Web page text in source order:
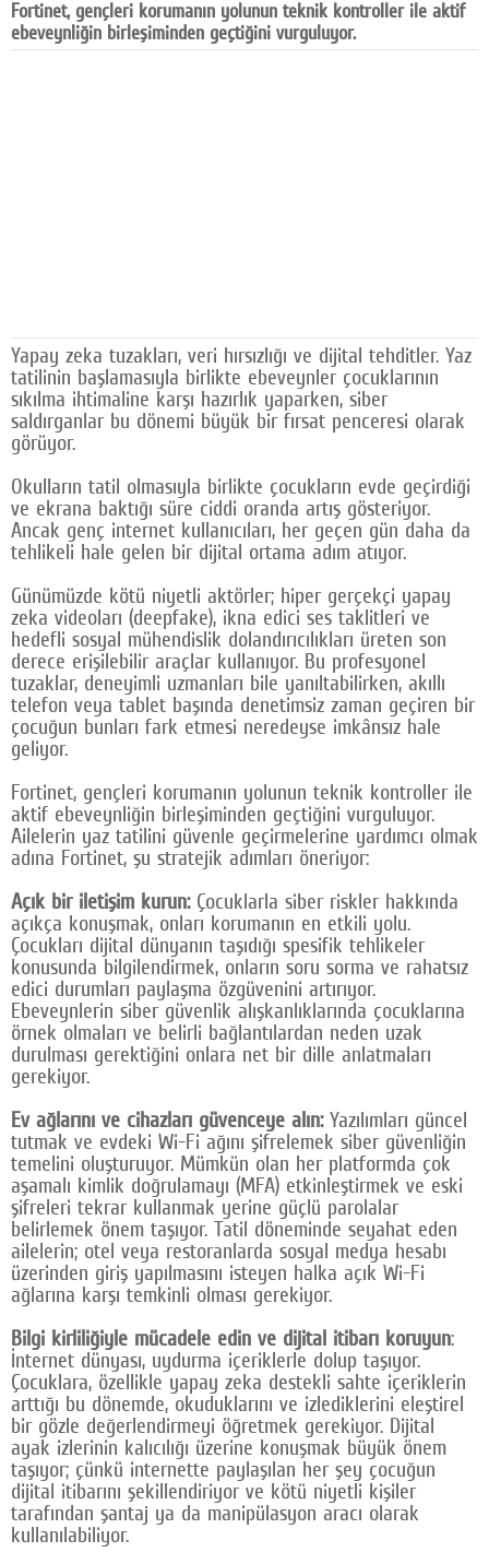
Facebook
Künye
SOSYAL MEDYA
Facebook
Google Plus
© 2026 TÜM HAKLARI SAKLIDIR
Fortinet, gençleri korumanın yolunun teknik kontroller ile aktif
ebeveynliğin birleşiminden geçtiğini vurguluyor.
Yapay zeka tuzakları, veri hırsızlığı ve dijital tehditler. Yaz
tatilinin başlamasıyla birlikte ebeveynler çocuklarının
sıkılma ihtimaline karşı hazırlık yaparken, siber
saldırganlar bu dönemi büyük bir fırsat penceresi olarak
görüyor.
Okulların tatil olmasıyla birlikte çocukların evde geçirdiği
ve ekrana baktığı süre ciddi oranda artış gösteriyor.
Ancak genç internet kullanıcıları, her geçen gün daha da
tehlikeli hale gelen bir dijital ortama adım atıyor.
Günümüzde kötü niyetli aktörler; hiper gerçekçi yapay
zeka videoları (deepfake), ikna edici ses taklitleri ve
hedefli sosyal mühendislik dolandırıcılıkları üreten son
derece erişilebilir araçlar kullanıyor. Bu profesyonel
tuzaklar, deneyimli uzmanları bile yanıltabilirken, akıllı
telefon veya tablet başında denetimsiz zaman geçiren bir
çocuğun bunları fark etmesi neredeyse imkânsız hale
geliyor.
Fortinet, gençleri korumanın yolunun teknik kontroller ile
aktif ebeveynliğin birleşiminden geçtiğini vurguluyor.
Ailelerin yaz tatilini güvenle geçirmelerine yardımcı olmak
adına Fortinet, şu stratejik adımları öneriyor:
Açık bir iletişim kurun:Çocuklarla siber riskler hakkında
açıkça konuşmak, onları korumanın en etkili yolu.
Çocukları dijital dünyanın taşıdığı spesifik tehlikeler
konusunda bilgilendirmek, onların soru sorma ve rahatsız
edici durumları paylaşma özgüvenini artırıyor.
Ebeveynlerin siber güvenlik alışkanlıklarında çocuklarına
örnek olmaları ve belirli bağlantılardan neden uzak
durulması gerektiğini onlara net bir dille anlatmaları
gerekiyor.
Ev ağlarını ve cihazları güvenceye alın:Yazılımları güncel
tutmak ve evdeki Wi-Fi ağını şifrelemek siber güvenliğin
temelini oluşturuyor. Mümkün olan her platformda çok
aşamalı kimlik doğrulamayı (MFA) etkinleştirmek ve eski
şifreleri tekrar kullanmak yerine güçlü parolalar
belirlemek önem taşıyor. Tatil döneminde seyahat eden
ailelerin; otel veya restoranlarda sosyal medya hesabı
üzerinden giriş yapılmasını isteyen halka açık Wi-Fi
ağlarına karşı temkinli olması gerekiyor.
Bilgi kirliliğiyle mücadele edin ve dijital itibarı koruyun:
İnternet dünyası, uydurma içeriklerle dolup taşıyor.
Çocuklara, özellikle yapay zeka destekli sahte içeriklerin
arttığı bu dönemde, okuduklarını ve izlediklerini eleştirel
bir gözle değerlendirmeyi öğretmek gerekiyor. Dijital
ayak izlerinin kalıcılığı üzerine konuşmak büyük önem
taşıyor; çünkü internette paylaşılan her şey çocuğun
dijital itibarını şekillendiriyor ve kötü niyetli kişiler
tarafından şantaj ya da manipülasyon aracı olarak
kullanılabiliyor.